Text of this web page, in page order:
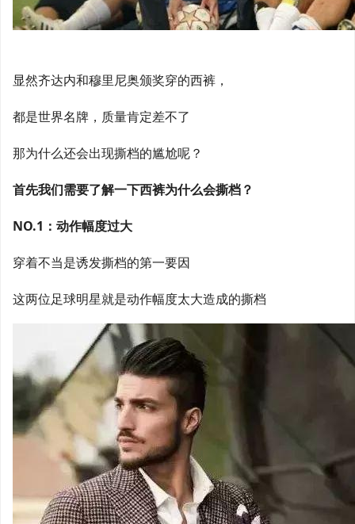
显然齐达内和穆里尼奥颁奖穿的西裤，
都是世界名牌，质量肯定差不了
那为什么还会出现撕档的尴尬呢？
首先我们需要了解一下西裤为什么会撕档？
NO.1：动作幅度过大
穿着不当是诱发撕档的第一要因
这两位足球明星就是动作幅度太大造成的撕档